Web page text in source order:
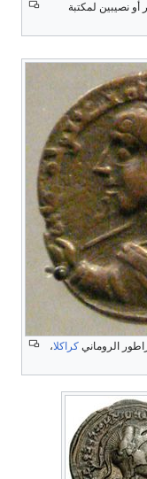
نصيبين لمكتبة
الروماني كراكلا،